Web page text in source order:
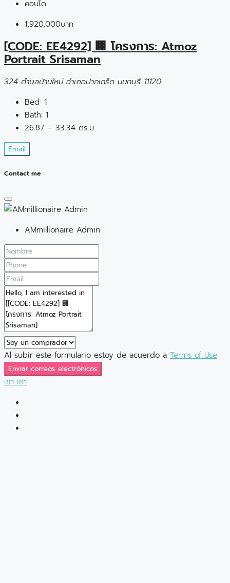
คอนโด
1,920,000บาท
[CODE: EE4292] 🏢 โครงการ: Atmoz
Portrait Srisaman
324 ตำบลบ้านใหม่ อำเภอปากเกร็ด นนทบุรี 11120
Bed: 1
Bath: 1
26.87 – 33.34 ตร.ม.
Email
Contact me
AMmillionaire Admin
Al subir este formulario estoy de acuerdo a Terms of Use
Enviar correos electrónicos
เช่า เช่า